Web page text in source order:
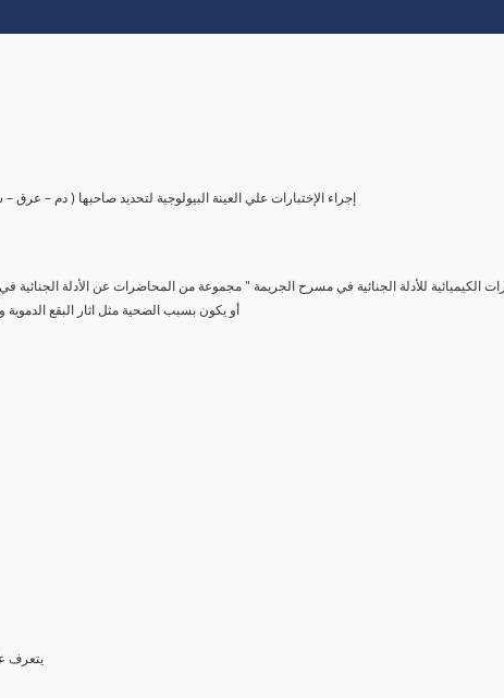
( إجراء الإختبارات علي العينة البيولوجية لتحديد صاحبها ( دم –
الكيميائية للأدلة الجنائية في مسرح الجريمة " مجموعة من المحاضرات عن الأدلة
أو يكون بسبب الضحية مثل اثار البقع
(3)